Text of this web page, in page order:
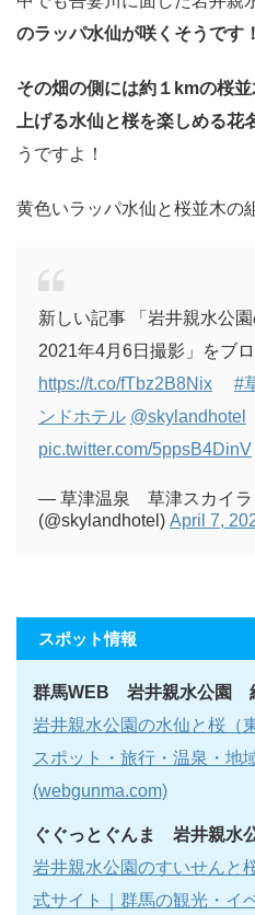
のラッパ水仙が咲くそうです！
その畑の側には約１kmの桜並
上げる水仙と桜を楽しめる花
うですよ！
黄色いラッパ水仙と桜並木の
新しい記事 「岩井親水公
2021年4月6日撮影」をブ
https://t.co/fTbz2B8Nix
#
ンドホテル @skylandhotel
pic.twitter.com/5ppsB4DinV
— 草津温泉 草津スカイラ
(@skylandhotel) April 7,
スポット情報
群馬WEB 岩井親水公園
岩井親水公園の水仙と桜（
スポット・旅行・温泉・地
(webgunma.com)
ぐぐっとぐんま 岩井親水
岩井親水公園のすいせんと
式サイト｜群馬の観光・イ